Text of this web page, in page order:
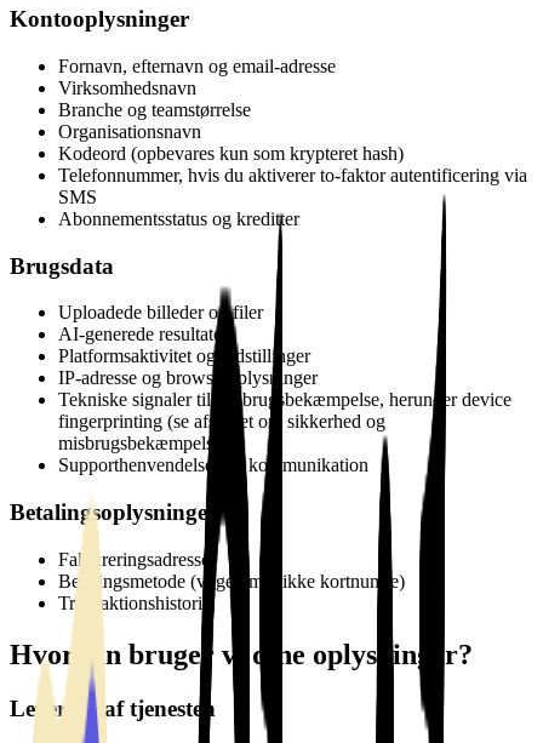
Kontooplysninger
Fornavn, efternavn og email-adresse
Virksomhedsnavn
Branche og teamstørrelse
Organisationsnavn
Kodeord (opbevares kun som krypteret hash)
Telefonnummer, hvis du aktiverer to-faktor autentificering via
SMS
Abonnementsstatus og kreditter
Brugsdata
Uploadede billeder og filer
AI-generede resultater
Platformsaktivitet og indstillinger
IP-adresse og browseroplysninger
Tekniske signaler til misbrugsbekæmpelse, herunder device
fingerprinting (se afsnittet om sikkerhed og
misbrugsbekæmpelse)
Supporthenvendelser og kommunikation
Betalingsoplysninger
Faktureringsadresse
Betalingsmetode (vi gemmer ikke kortnumre)
Transaktionshistorik
Hvordan bruger vi dine oplysninger?
Levering af tjenesten